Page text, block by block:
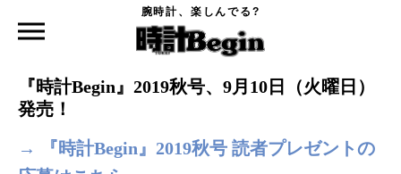
腕時計、楽しんでる?
『時計Begin』2019秋号、9月10日（火曜日）発売！
『時計Begin』2019秋号、9月10日（火曜日）
発売！
→ 『時計Begin』2019秋号 読者プレゼントの